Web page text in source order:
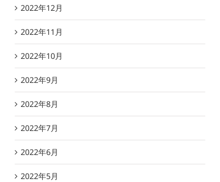
2022年12月
2022年11月
2022年10月
2022年9月
2022年8月
2022年7月
2022年6月
2022年5月